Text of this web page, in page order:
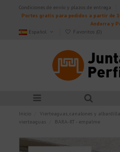
Condiciones de envío y plazos de entrega
Portes gratis para pedidos a partir de
Andorra y
Español
Favoritos (0)
Inicio Vierteaguas, canalones y
vierteaguas
BARA-RT - empalme